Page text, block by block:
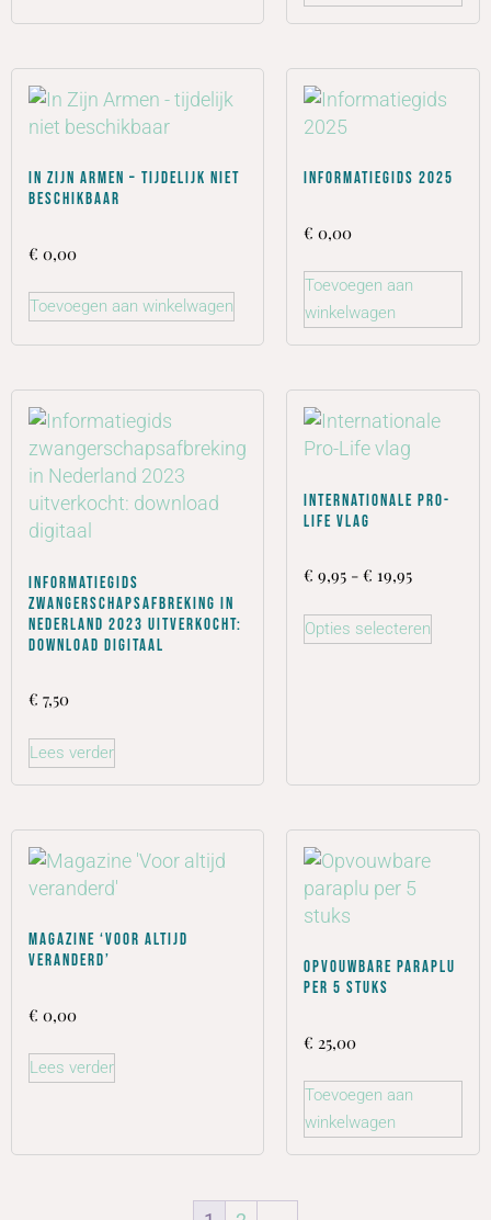
In Zijn Armen – tijdelijk niet
beschikbaar
€ 0,00
Toevoegen aan winkelwagen
Informatiegids 2025
€ 0,00
Toevoegen aan
winkelwagen
Informatiegids
zwangerschapsafbreking in
Nederland 2023 uitverkocht:
download digitaal
€ 7,50
Lees verder
Internationale Pro-
Life vlag
€ 9,95 - € 19,95
Opties selecteren
Magazine ‘Voor altijd
veranderd’
€ 0,00
Lees verder
Opvouwbare paraplu
per 5 stuks
€ 25,00
Toevoegen aan
winkelwagen